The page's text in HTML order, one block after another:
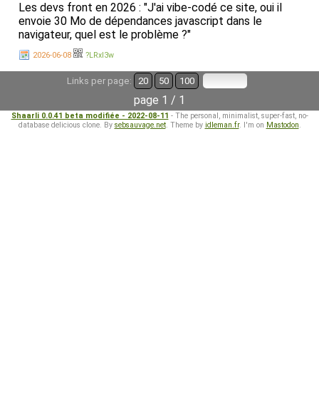
Les devs front en 2026 : "J'ai vibe-codé ce site, oui il
envoie 30 Mo de dépendances javascript dans le
navigateur, quel est le problème ?"
2026-06-08 ?LRxI3w
Links per page: 20 50 100
page 1 / 1
Shaarli 0.0.41 beta modifiée - 2022-08-11 - The personal, minimalist, super-fast, no-
database delicious clone. By sebsauvage.net. Theme by idleman.fr. I'm on Mastodon.